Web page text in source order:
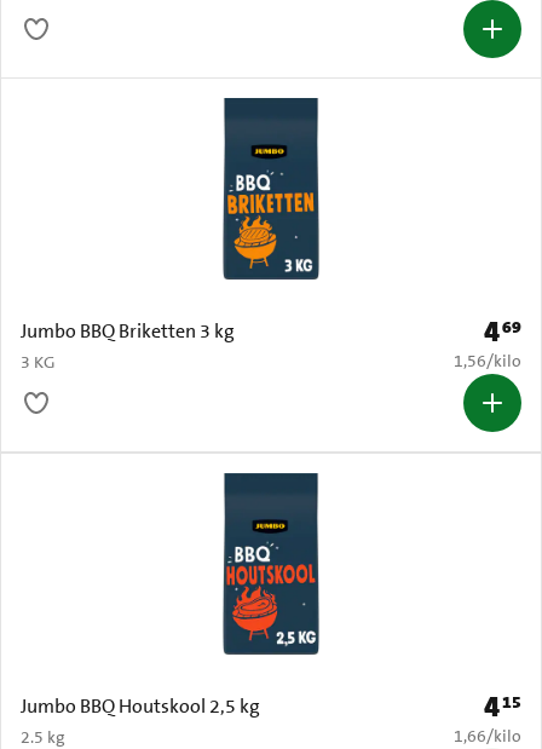
Jumbo BBQ Briketten 3 kg
3 KG
Prijs:
469
€ 1,56 per
1,56/kilo
Jumbo BBQ Houtskool 2,5 kg
2.5 kg
Prijs:
415
€ 1,66 per
1,66/kilo